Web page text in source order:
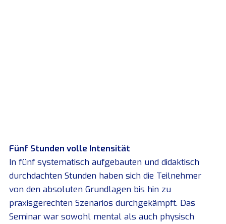
Fünf Stunden volle Intensität
In fünf systematisch aufgebauten und didaktisch
durchdachten Stunden haben sich die Teilnehmer
von den absoluten Grundlagen bis hin zu
praxisgerechten Szenarios durchgekämpft. Das
Seminar war sowohl mental als auch physisch